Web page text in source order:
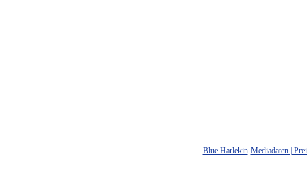
Blue Harlekin Mediadaten |